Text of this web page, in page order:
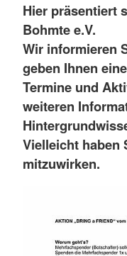
Hier präsentiert
Bohmte e.V.
Wir informieren
geben Ihnen
Termine und
weiteren
Vielleicht haben
mitzuwirken.